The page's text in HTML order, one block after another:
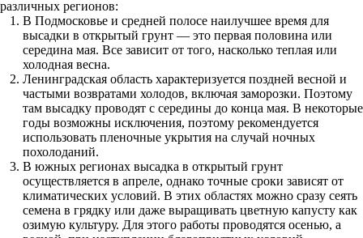
различных регионов:
В Подмосковье и средней полосе наилучшее время для
высадки в открытый грунт — это первая половина или
середина мая. Все зависит от того, насколько теплая или
холодная весна.
Ленинградская область характеризуется поздней весной и
частыми возвратами холодов, включая заморозки. Поэтому
там высадку проводят с середины до конца мая. В некоторые
годы возможны исключения, поэтому рекомендуется
использовать пленочные укрытия на случай ночных
похолоданий.
В южных регионах высадка в открытый грунт
осуществляется в апреле, однако точные сроки зависят от
климатических условий. В этих областях можно сразу сеять
семена в грядку или даже выращивать цветную капусту как
озимую культуру. Для этого работы проводятся осенью, а